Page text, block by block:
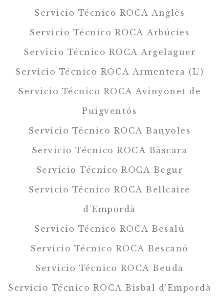
Servicio Técnico ROCA Anglès
Servicio Técnico ROCA Arbúcies
Servicio Técnico ROCA Argelaguer
Servicio Técnico ROCA Armentera (L’)
Servicio Técnico ROCA Avinyonet de
Puigventós
Servicio Técnico ROCA Banyoles
Servicio Técnico ROCA Bàscara
Servicio Técnico ROCA Begur
Servicio Técnico ROCA Bellcaire
d’Empordà
Servicio Técnico ROCA Besalú
Servicio Técnico ROCA Bescanó
Servicio Técnico ROCA Beuda
Servicio Técnico ROCA Bisbal d’Empordà